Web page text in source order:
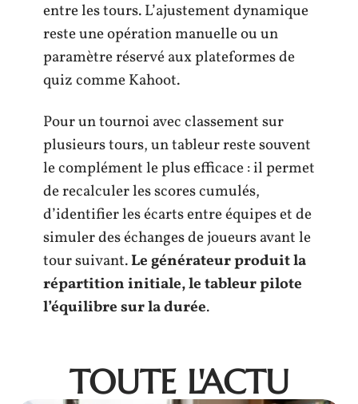
entre les tours. L’ajustement dynamique
reste une opération manuelle ou un
paramètre réservé aux plateformes de
quiz comme Kahoot.
Pour un tournoi avec classement sur
plusieurs tours, un tableur reste souvent
le complément le plus efficace : il permet
de recalculer les scores cumulés,
d’identifier les écarts entre équipes et de
simuler des échanges de joueurs avant le
tour suivant.Le générateur produit la
répartition initiale, le tableur pilote
l’équilibre sur la durée.
TOUTE L'ACTU